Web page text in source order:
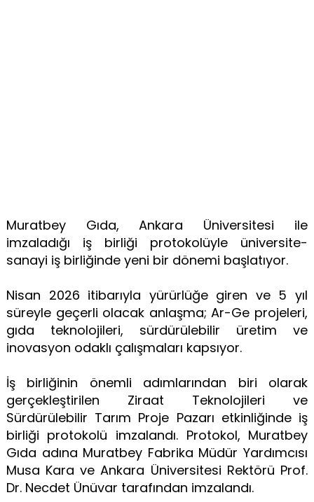
Muratbey Gıda, Ankara Üniversitesi ile
imzaladığı iş birliği protokolüyle üniversite-
sanayi iş birliğinde yeni bir dönemi başlatıyor.
Nisan 2026 itibarıyla yürürlüğe giren ve 5 yıl
süreyle geçerli olacak anlaşma; Ar-Ge projeleri,
gıda teknolojileri, sürdürülebilir üretim ve
inovasyon odaklı çalışmaları kapsıyor.
İş birliğinin önemli adımlarından biri olarak
gerçekleştirilen Ziraat Teknolojileri ve
Sürdürülebilir Tarım Proje Pazarı etkinliğinde iş
birliği protokolü imzalandı. Protokol, Muratbey
Gıda adına Muratbey Fabrika Müdür Yardımcısı
Musa Kara ve Ankara Üniversitesi Rektörü Prof.
Dr. Necdet Ünüvar tarafından imzalandı.